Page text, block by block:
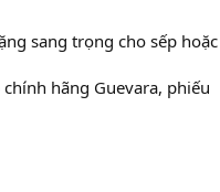
sang trọng cho sếp hoặc
hãng Guevara, phiếu